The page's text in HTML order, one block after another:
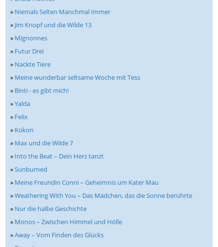
» Niemals Selten Manchmal Immer
» Jim Knopf und die Wilde 13
» Mignonnes
» Futur Drei
» Nackte Tiere
» Meine wunderbar seltsame Woche mit Tess
» Binti - es gibt mich!
»Yalda
» Felix
» Kokon
» Max und die Wilde 7
» Into the Beat – Dein Herz tanzt
»Sunburned
» Meine Freundin Conni – Geheimnis um Kater Mau
»Weathering With You – Das Mädchen, das die Sonne berührte
» Nur die halbe Geschichte
» Monos – Zwischen Himmel und Hölle
»Away – Vom Finden des Glücks